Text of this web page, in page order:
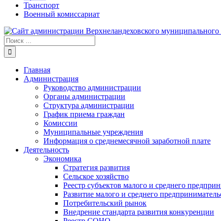
Транспорт
Военный комиссариат
Результат
поиска:
Главная
Администрация
Руководство администрации
Органы администрации
Структура администрации
График приема граждан
Комиссии
Муниципальные учреждения
Информация о среднемесячной заработной плате
Деятельность
Экономика
Стратегия развития
Сельское хозяйство
Реестр субъектов малого и среднего
Развитие малого и среднего
Потребительский рынок
Внедрение стандарта развития конкуренции